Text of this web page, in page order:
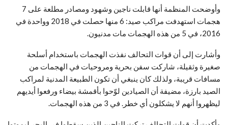
وأوضحت المنظمة أنها قابلت ناجين وشهود ومصادر مطلعة على 7
هجمات استهدفت مراكب صيد: 6 منها حصلت في 2018 وواحدة في
2016، في 5 من هذه الهجمات مات مدنيون.
وأشارت إلى أن قوات التحالف نفذت الهجمات باستخدام أسلحة
صغيرة وثقيلة، شاركت سفن بحرية ومروحيات في الهجمات من
مسافات قريبة، ولذلك كان ينبغي أن تكون الطبيعة المدنية لمراكب
الصيد بارزة، مضيفة أن الصيادين لوّحوا بأقمشة بيضاء ورفعوا أيديهم
ليظهروا أنهم لا يشكلون أي خطر. في 3 من هذه الهجمات.